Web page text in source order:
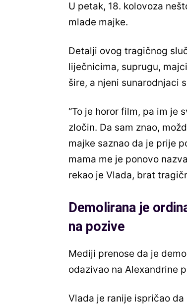
U petak, 18. kolovoza
mlade majke.
Detalji ovog tragičnog
liječnicima, suprugu,
šire, a njeni sunarodnjaci
“To je horor film, pa im je
zločin. Da sam znao,
majke saznao da je prije
mama me je ponovo
rekao je Vlada, brat
Demolirana je
na pozive
Mediji prenose da je
odazivao na Alexandrine
Vlada je ranije ispričao